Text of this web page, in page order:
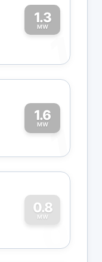
1.3
MW
1
1.6
MW1
0.8
MW
0